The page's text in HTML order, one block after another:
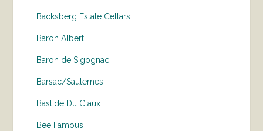
Backsberg Estate Cellars
Baron Albert
Baron de Sigognac
Barsac/Sauternes
Bastide Du Claux
Bee Famous